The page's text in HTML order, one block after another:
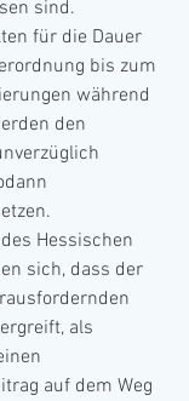
sind.
für die Dauer
bis zum
während
den
Hessischen
sich, dass der
als
auf dem Weg